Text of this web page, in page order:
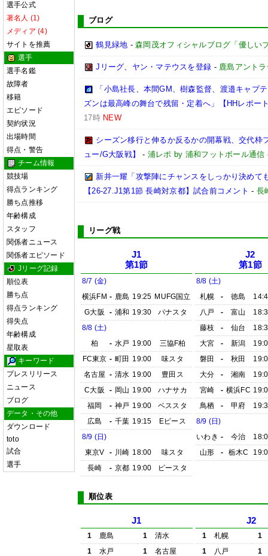
選手公式
著名人 (1)
メディア (4)
サイトを推薦
選手
選手名鑑
故障者
移籍
エピソード
契約状況
出場時間
得点・警告
チーム情報
競技場
得点ランキング
勝ち点推移
年齢構成
スタッフ
関係者ニュース
関係者エピソード
Jリーグ記録
順位表
勝ち点
得点ランキング
得失点
年齢構成
星取表
キーワード
プレスリリース
ニュース
ブログ
データ・その他
ダウンロード
toto
試合
選手
ブログ
鶴見緑地 -森岡茂オフィシャルブログ「優しい
Jリーグ、ヤン・マテウスを登録 - 鹿島アント
「小島社長、本間GM、樹森監督、渡邉キャプ
ズンは最高峰の舞台で残留・定着へ」【HHレポー
17時 NEW
シーズン移行と伸るか反るかの開幕戦、交代枠
ュー/G大阪戦】
- 浦レポ by 浦和フットボール通信
新井一耀「攻撃陣にチャンスをしっかり決めて
【26-27.J1第1節 長崎対京都】試合前コメント - 長
リーグ戦
J1
第1節
8/7 (金)
横浜FM - 鹿島 19:25 MUFG国立
G大阪
- 浦和 19:30
パナスタ
8/8 (土)
柏
- 水戸 19:00
三協F柏
FC東京 - 町田 19:00
味スタ
名古屋 - 清水 19:00
豊田ス
C大阪
- 岡山 19:00
ハナサカ
福岡
- 神戸 19:00
ベススタ
広島
- 千葉 19:15
Eピース
8/9 (日)
東京V
- 川崎 18:00
味スタ
長崎
- 京都 19:00 ピースタ
J2
第1節
8/8 (土)
札幌
- 徳島
八戸
- 富山
藤枝
- 仙台
大宮
- 新潟
磐田
- 秋田
大分
- 湘南
宮崎
- 横浜FC
鳥栖
- 甲府
8/9 (日)
いわき - 今治
山形
- 栃木C
順位表
J1
1 鹿島 1
清水
1
水戸 1
名古屋
J2
1 札幌
1
1
八戸
1